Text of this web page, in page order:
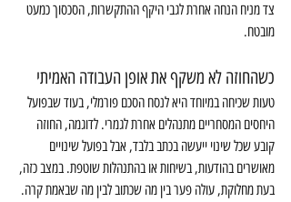
צד מניח הנחה אחרת לגבי היקף ההתקשרות, הסכסוך כמעט
מובטח.
כשהחוזה לא משקף את אופן העבודה האמיתי
טעות שכיחה במיוחד היא לנסח הסכם פורמלי, בעוד שבפועל
היחסים המסחריים מתנהלים אחרת לגמרי. לדוגמה, החוזה
קובע שכל שינוי ייעשה בכתב בלבד, אבל בפועל שינויים
מאושרים בהודעות, בשיחות או בהתנהלות שוטפת. במצב כזה,
בעת מחלוקת, עולה פער בין מה שכתוב לבין מה שבאמת קרה.